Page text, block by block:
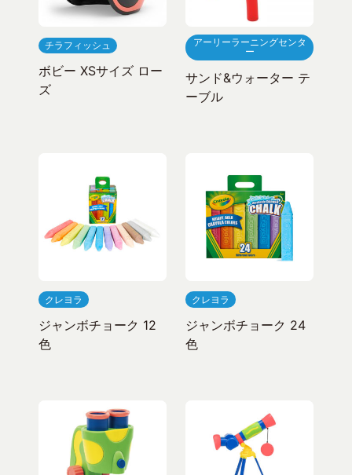
チラフィッシュ
ボビー XSサイズ ロー
ズ
アーリーラーニングセンタ
ー
サンド&ウォーター テ
ーブル
クレヨラ
ジャンボチョーク 12
色
クレヨラ
ジャンボチョーク 24
色